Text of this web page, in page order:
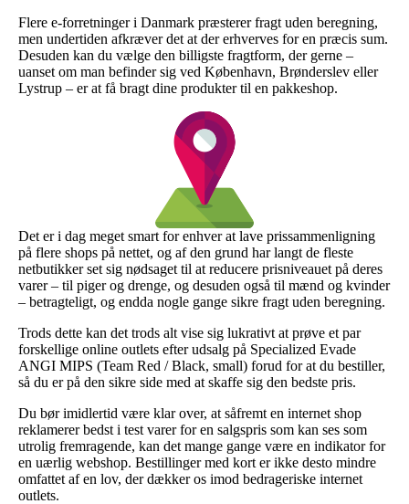
Flere e-forretninger i Danmark præsterer fragt uden beregning,
men undertiden afkræver det at der erhverves for en præcis sum.
Desuden kan du vælge den billigste fragtform, der gerne –
uanset om man befinder sig ved København, Brønderslev eller
Lystrup – er at få bragt dine produkter til en pakkeshop.
Det er i dag meget smart for enhver at lave prissammenligning
på flere shops på nettet, og af den grund har langt de fleste
netbutikker set sig nødsaget til at reducere prisniveauet på deres
varer – til piger og drenge, og desuden også til mænd og kvinder
– betragteligt, og endda nogle gange sikre fragt uden beregning.
Trods dette kan det trods alt vise sig lukrativt at prøve et par
forskellige online outlets efter udsalg på Specialized Evade
ANGI MIPS (Team Red / Black, small) forud for at du bestiller,
så du er på den sikre side med at skaffe sig den bedste pris.
Du bør imidlertid være klar over, at såfremt en internet shop
reklamerer bedst i test varer for en salgspris som kan ses som
utrolig fremragende, kan det mange gange være en indikator for
en uærlig webshop. Bestillinger med kort er ikke desto mindre
omfattet af en lov, der dækker os imod bedrageriske internet
outlets.